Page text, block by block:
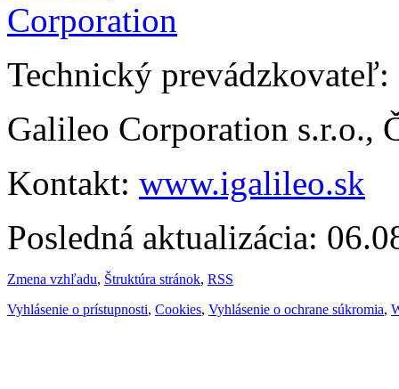
Technický prevádzkovateľ:
Galileo Corporation s.r.o.,
Kontakt: www.igalileo.sk
Posledná aktualizácia:
Zmena vzhľadu, Štruktúra stránok, RSS
Vyhlásenie o prístupnosti, Cookies, Vyhlásenie o ochrane súkromia,